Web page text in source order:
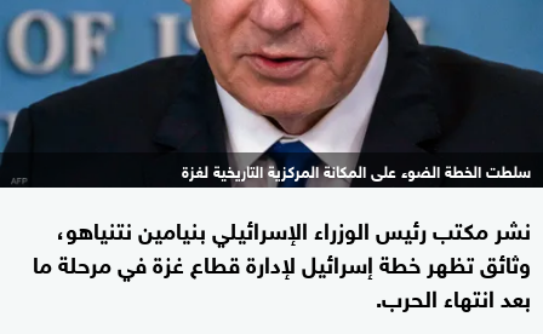
سلطت الخطة الضوء على المكانة المركزية التاريخية لغزة
نشر مكتب رئيس الوزراء الإسرائيلي بنيامين نتنياهو،
وثائق تظهر خطة إسرائيل لإدارة قطاع غزة في مرحلة ما
بعد انتهاء الحرب.